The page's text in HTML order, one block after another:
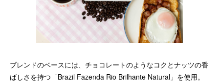
ブレンドのベースには、チョコレートのようなコクとナッツの香
ばしさを持つ「Brazil Fazenda Rio Brilhante Natural」を使用。